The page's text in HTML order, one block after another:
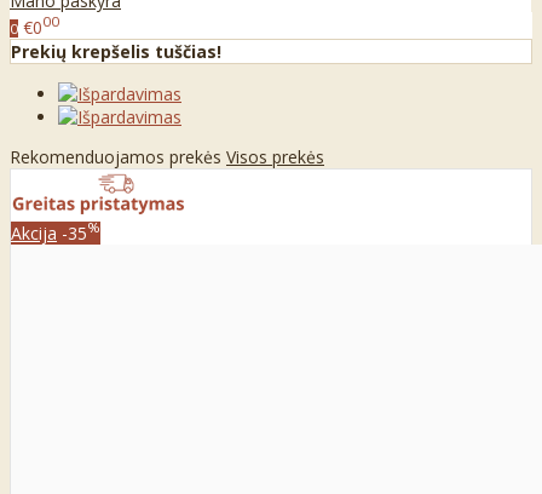
0 €000
Prekių krepšelis tuščias!
Rekomenduojamos prekės Visos prekės
Akcija -35%